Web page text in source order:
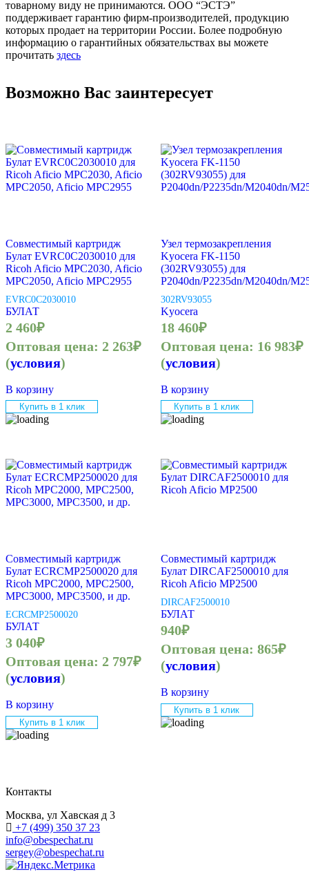
товарному виду не принимаются. ООО “ЭСТЭ”
поддерживает гарантию фирм-производителей, продукцию
которых продает на территории России. Более подробную
информацию о гарантийных обязательствах вы можете
прочитать здесь
Возможно Вас заинтересует
Совместимый картридж
Булат EVRC0C2030010 для
Ricoh Aficio MPC2030, Aficio
MPC2050, Aficio MPC2955
EVRC0C2030010
БУЛАТ
2 460₽
Оптовая цена: 2 263₽
(условия)
В корзину
Купить в 1 клик
Узел термозакрепления
Kyocera FK-1150
(302RV93055) для
P2040dn/P2235dn/M2040dn/
302RV93055
Kyocera
18 460₽
Оптовая цена: 16 983₽
(условия)
В корзину
Купить в 1 клик
Совместимый картридж
Булат ECRCMP2500020 для
Ricoh MPC2000, MPC2500,
MPC3000, MPC3500, и др.
ECRCMP2500020
БУЛАТ
3 040₽
Оптовая цена: 2 797₽
(условия)
В корзину
Купить в 1 клик
Совместимый картридж
Булат DIRCAF2500010 для
Ricoh Aficio MP2500
DIRCAF2500010
БУЛАТ
940₽
Оптовая цена: 865₽
(условия)
В корзину
Купить в 1 клик
Контакты
Москва, ул Хавская д 3
+7 (499) 350 37 23
info@obespechat.ru
sergey@obespechat.ru